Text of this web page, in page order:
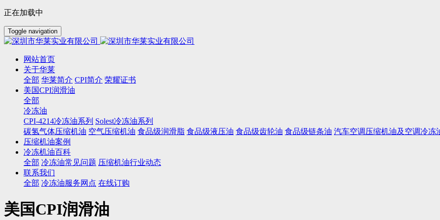
正在加载中
Toggle navigation
网站首页
关于华莱
全部 华莱简介 CPI简介 荣耀证书
美国CPI润滑油
全部
冷冻油
CPI-4214冷冻油系列 Solest冷冻油系列
碳氢气体压缩机油 空气压缩机油 食品级润滑脂 食品级液压油 食品级齿轮油 食品级链条油 汽车空调压缩机油及空调冷冻
压缩机油案例
冷冻机油百科
全部 冷冻油常见问题 压缩机油行业动态
联系我们
全部 冷冻油服务网点 在线订购
美国CPI润滑油